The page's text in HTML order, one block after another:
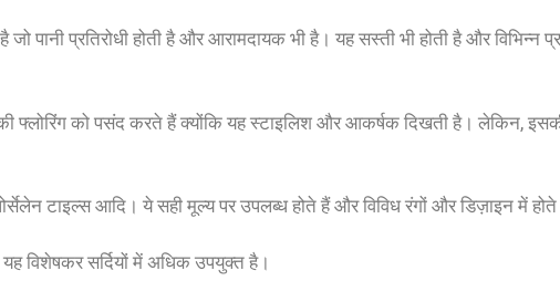
पानी प्रतिरोधी होती है और आरामदायक भी है। यह सस्ती भी होती है और विभिन्न
को पसंद करते हैं क्योंकि यह स्टाइलिश और आकर्षक दिखती है। लेकिन,
टाइल्स आदि। ये सही मूल्य पर उपलब्ध होते हैं और विविध रंगों और डिज़ाइन में
विशेषकर सर्दियों में अधिक उपयुक्त है।